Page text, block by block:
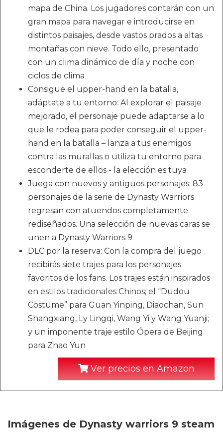
mapa de China. Los jugadores contarán con un
gran mapa para navegar e introducirse en
distintos paisajes, desde vastos prados a altas
montañas con nieve. Todo ello, presentado
con un clima dinámico de día y noche con
ciclos de clima
Consigue el upper-hand en la batalla,
adáptate a tu entorno: Al explorar el paisaje
mejorado, el personaje puede adaptarse a lo
que le rodea para poder conseguir el upper-
hand en la batalla – lanza a tus enemigos
contra las murallas o utiliza tu entorno para
esconderte de ellos - la elección es tuya
Juega con nuevos y antiguos personajes: 83
personajes de la serie de Dynasty Warriors
regresan con atuendos completamente
rediseñados. Una selección de nuevas caras se
unen a Dynasty Warriors 9
DLC por la reserva: Con la compra del juego
recibirás siete trajes para los personajes
favoritos de los fans. Los trajes están inspirados
en estilos tradicionales Chinos; el “Dudou
Costume” para Guan Yinping, Diaochan, Sun
Shangxiang, Ly Lingqi, Wang Yi y Wang Yuanji;
y un imponente traje estilo Ópera de Beijing
para Zhao Yun
Ver precios en Amazon
Imágenes de Dynasty warriors 9 steam